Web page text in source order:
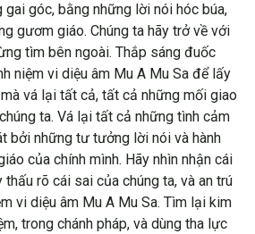
góc, bằng những lời nói hóc búa,
gươm giáo. Chúng ta hãy trở về với
tìm bên ngoài. Thắp sáng đuốc
niệm vi diệu âm Mu A Mu Sa để lấy
vá lại tất cả, tất cả những mối giao
ta. Vá lại tất cả những tình cảm
bởi những tư tưởng lời nói và hành
của chính mình. Hãy nhìn nhận cái
thấu rõ cái sai của chúng ta, và an trú
vi diệu âm Mu A Mu Sa. Tìm lại kim
trong chánh pháp, và dùng tha lực